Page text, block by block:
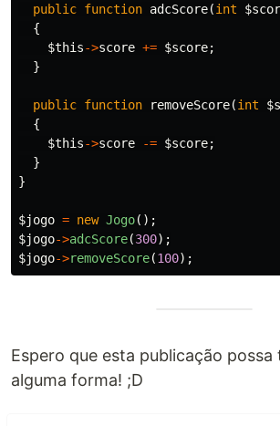
public function adcScore(int
{
$this->score += $score;
}
public function removeScore(int
{
$this->score -= $score;
}
}
$jogo = new Jogo();
$jogo->adcScore(300);
$jogo->removeScore(100);
Espero que esta publicação possa
alguma forma! ;D